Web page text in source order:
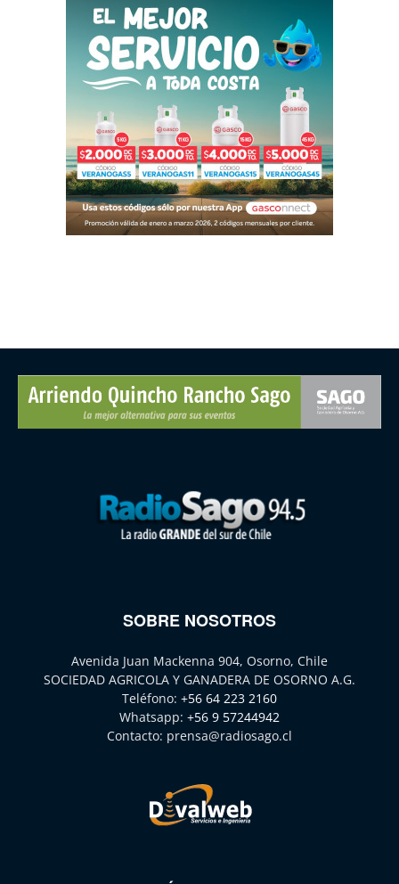
SOBRE NOSOTROS
Avenida Juan Mackenna 904, Osorno, Chile
SOCIEDAD AGRICOLA Y GANADERA DE OSORNO A.G.
Teléfono: +56 64 223 2160
Whatsapp: +56 9 57244942
Contacto: prensa@radiosago.cl